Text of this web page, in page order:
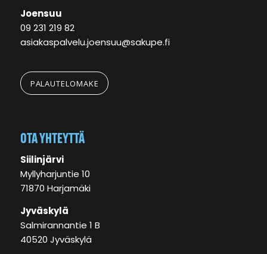
Joensuu
09 231 219 82
asiakaspalvelu.joensuu@sakupe.fi
PALAUTELOMAKE
OTA YHTEYTTÄ
Siilinjärvi
Myllyharjuntie 10
71870 Harjamäki
Jyväskylä
Salmirannantie 1 B
40520 Jyväskylä